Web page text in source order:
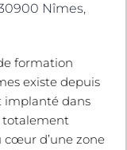
Nîmes,
formation
existe depuis
implanté dans
totalement
cœur d’une zone